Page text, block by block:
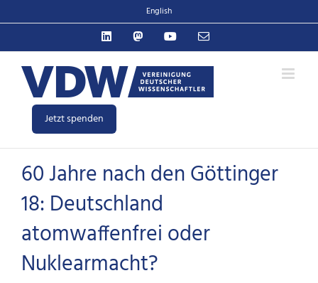
Inhalt
English
LinkedInMastodonYouTubeE-
Jetzt spenden
60 Jahre nach den Göttinger
18: Deutschland
atomwaffenfrei oder
Nuklearmacht?